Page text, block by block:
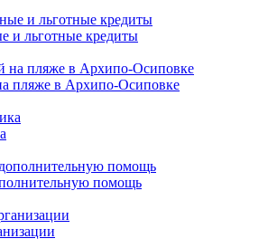
и льготные кредиты
пляже в Архипо-Осиповке
помощь